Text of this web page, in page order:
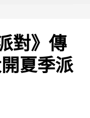
對》傳
夏季派